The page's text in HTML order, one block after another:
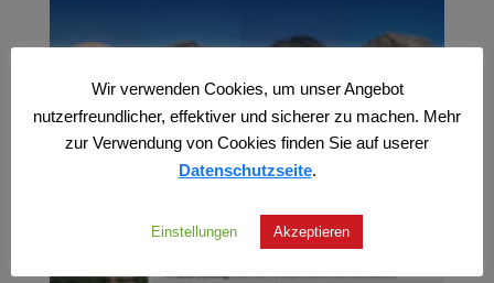
Wir verwenden Cookies, um unser Angebot
nutzerfreundlicher, effektiver und sicherer zu machen. Mehr
zur Verwendung von Cookies finden Sie auf userer
Datenschutzseite.
Einstellungen Akzeptieren